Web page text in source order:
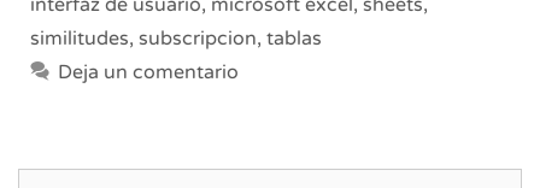
herramienta
similitudes, subscripcion, tablas
Deja un comentario